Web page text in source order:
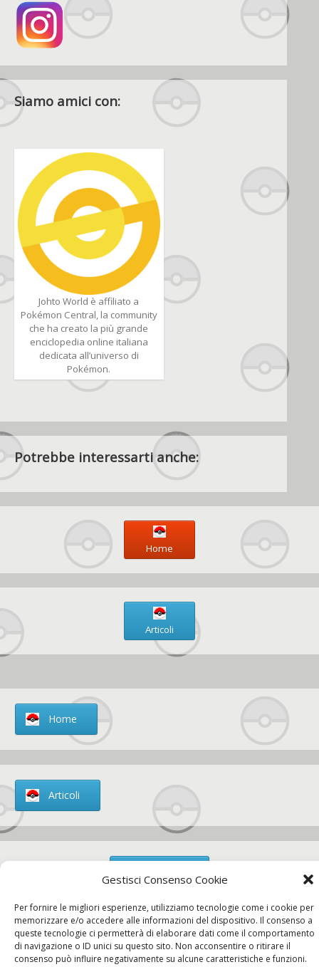
Gestisci Consenso Cookie
Per fornire le migliori esperienze, utilizziamo tecnologie come i cookie per
memorizzare e/o accedere alle informazioni del dispositivo. Il consenso a
queste tecnologie ci permetterà di elaborare dati come il comportamento
di navigazione o ID unici su questo sito. Non acconsentire o ritirare il
consenso può influire negativamente su alcune caratteristiche e funzioni.
Siamo amici con:
Johto World è affiliato a
Pokémon Central, la community
che ha creato la più grande
enciclopedia online italiana
dedicata all’universo di
Pokémon.
Potrebbe interessarti anche:
Home
Articoli
Home
Articoli
Contatti